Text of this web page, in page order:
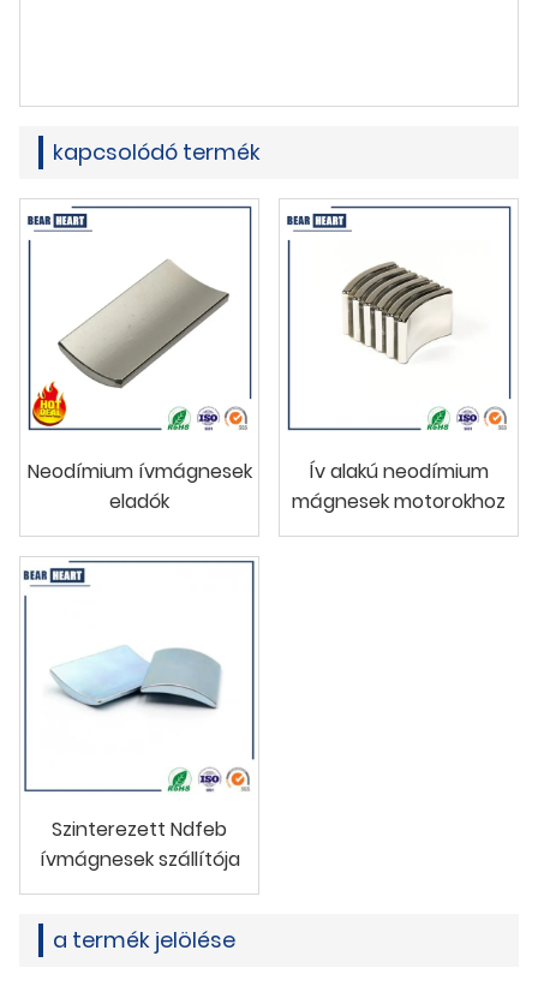
kapcsolódó termék
Neodímium ívmágnesek
eladók
Ív alakú neodímium
mágnesek motorokhoz
Szinterezett Ndfeb
ívmágnesek szállítója
a termék jelölése